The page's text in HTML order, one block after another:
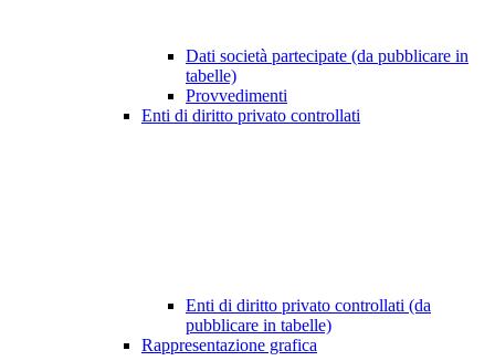
Dati società partecipate (da pubblicare in
tabelle)
Provvedimenti
Enti di diritto privato controllati
Enti di diritto privato controllati (da
pubblicare in tabelle)
Rappresentazione grafica